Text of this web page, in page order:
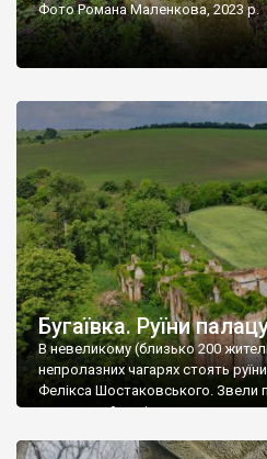
Фото Романа Маленкова, 2023 р.
Бугаївка. Руїни
В невеликому (близько 200
непролазних чагарях стоять
Фелікса Шостаковського. Звели
радянський період у ньому
століття тут розмістили